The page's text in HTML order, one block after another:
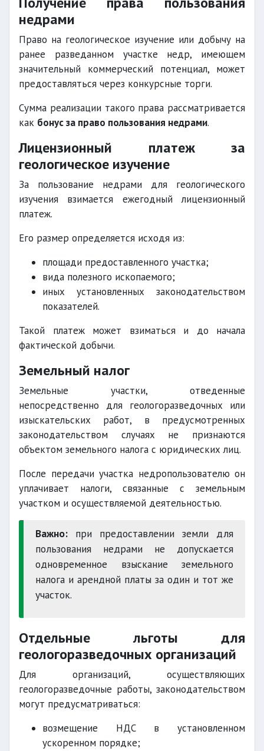
недрами
Право на геологическое изучение или добычу на
ранее разведанном участке недр, имеющем
значительный коммерческий потенциал, может
предоставляться через конкурсные торги.
Сумма реализации такого права рассматривается
как бонус за право пользования недрами.
Лицензионный платеж за
геологическое изучение
За пользование недрами для геологического
изучения взимается ежегодный лицензионный
платеж.
Его размер определяется исходя из:
площади предоставленного участка;
вида полезного ископаемого;
иных установленных законодательством
показателей.
Такой платеж может взиматься и до начала
фактической добычи.
Земельный налог
Земельные участки, отведенные
непосредственно для геологоразведочных или
изыскательских работ, в предусмотренных
законодательством случаях не признаются
объектом земельного налога с юридических лиц.
После передачи участка недропользователю он
уплачивает налоги, связанные с земельным
участком и осуществляемой деятельностью.
Важно: при предоставлении земли для
пользования недрами не допускается
одновременное взыскание земельного
налога и арендной платы за один и тот же
участок.
Отдельные льготы для
геологоразведочных организаций
Для организаций, осуществляющих
геологоразведочные работы, законодательством
могут предусматриваться:
возмещение НДС в установленном
ускоренном порядке;